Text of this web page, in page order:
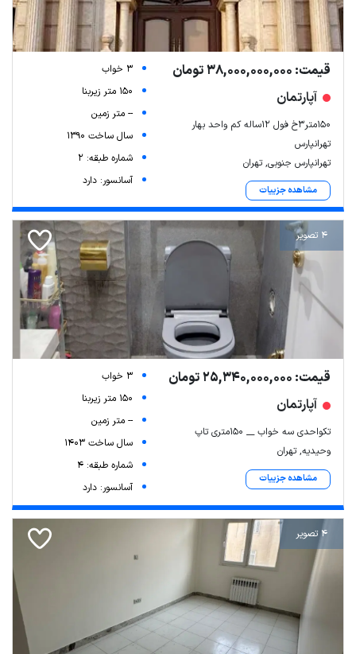
قیمت: 38,000,000,000 تومان
آپارتمان
150متر3خ فول 12ساله کم واحد بهار
تهرانپارس
تهرانپارس جنوبی, تهران
مشاهده جزییات
3 خواب
150 متر زیربنا
-- متر زمین
سال ساخت 1390
شماره طبقه: 2
آسانسور: دارد
4 تصویر
قیمت: 25,340,000,000 تومان
آپارتمان
تکواحدی سه خواب __ ۱۵۰متری تاپ
وحیدیه, تهران
مشاهده جزییات
3 خواب
150 متر زیربنا
-- متر زمین
سال ساخت 1403
شماره طبقه: 4
آسانسور: دارد
4 تصویر